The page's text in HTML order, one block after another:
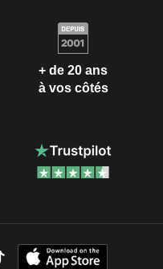
+ de 20 ans
à vos côtés